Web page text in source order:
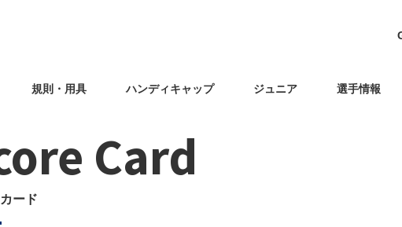
規則・用具 ハンディキャップ ジュニア 選手情報
Card
ード